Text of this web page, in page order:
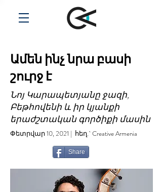
Ամեն ինչ նրա բասի
շուրջ է
Նոյ Կարապետյանը ջազի,
Բեթհովենի և իր կյանքի
երաժշտական գործիքի մասին
Փետրվար 10, 2021 | հեղ.` Creative Armenia
Share